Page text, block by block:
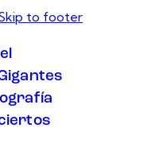
to footer